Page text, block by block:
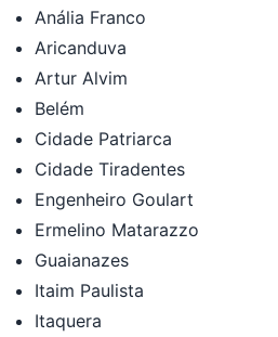
Anália Franco
Aricanduva
Artur Alvim
Belém
Cidade Patriarca
Cidade Tiradentes
Engenheiro Goulart
Ermelino Matarazzo
Guaianazes
Itaim Paulista
Itaquera